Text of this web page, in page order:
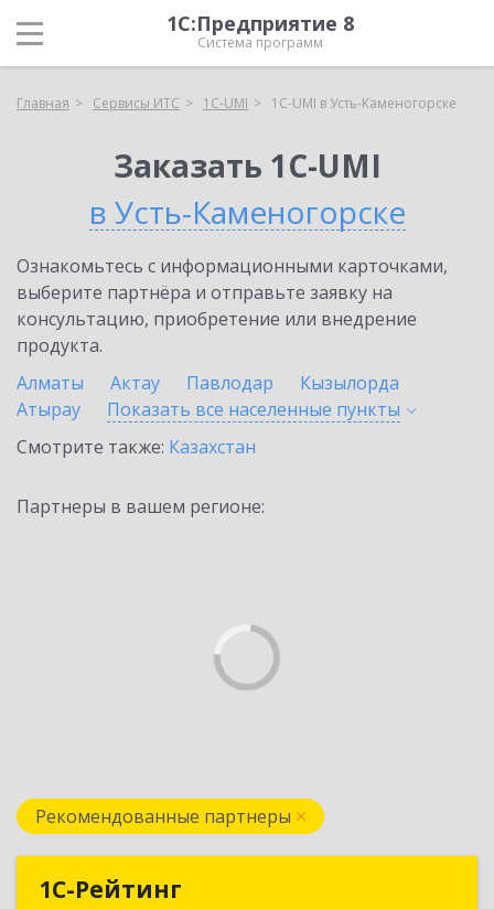
1С:Предприятие 8
Система программ
Главная Сервисы ИТС 1C-UMI 1C-UMI в Усть-Каменогорске
Заказать 1C-UMI
в Усть-Каменогорске
Ознакомьтесь с информационными карточками,
выберите партнёра и отправьте заявку на
консультацию, приобретение или внедрение
продукта.
Алматы
Актау Павлодар
Кызылорда
Атырау
Показать все населенные пункты
Смотрите также: Казахстан
Партнеры в вашем регионе:
Рекомендованные партнеры
1С-Рейтинг